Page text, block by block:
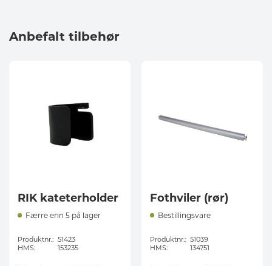
Anbefalt tilbehør
RIK kateterholder
Færre enn 5 på lager
Produktnr.: 51423
HMS:
153235
Fothviler (rør)
Bestillingsvare
Produktnr.: 51039
HMS:
134751